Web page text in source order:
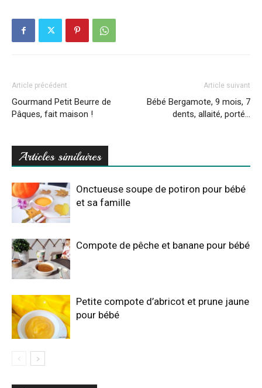
Article précédent
Gourmand Petit Beurre de
Pâques, fait maison !
Article suivant
Bébé Bergamote, 9 mois, 7
dents, allaité, porté…
Articles similaires
Onctueuse soupe de potiron pour bébé
et sa famille
Compote de pêche et banane pour bébé
Petite compote d’abricot et prune jaune
pour bébé